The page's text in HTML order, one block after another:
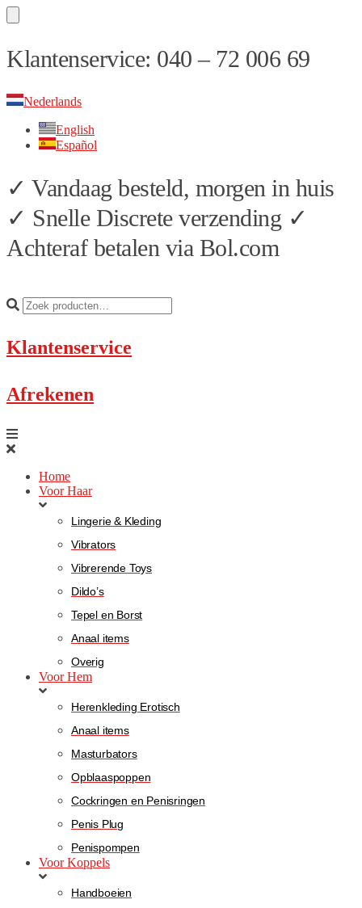
Skip
to
Skip
to
Klantenservice: 040 – 72 006 69
Nederlands
English
Español
✓ Vandaag besteld, morgen in huis
✓ Snelle Discrete verzending ✓
Achteraf betalen via Bol.com
Klantenservice
Afrekenen
Home
Voor Haar
Lingerie & Kleding
Vibrators
Vibrerende Toys
Dildo’s
Tepel en Borst
Anaal items
Overig
Voor Hem
Herenkleding Erotisch
Anaal items
Masturbators
Opblaaspoppen
Cockringen en Penisringen
Penis Plug
Penispompen
Voor Koppels
Handboeien